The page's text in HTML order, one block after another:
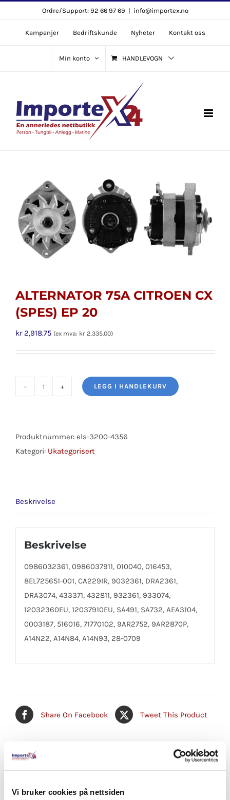
Vi bruker cookies på nettsiden
content
Ordre/Support: 92 66 97 69 | info@importex.no
Kampanjer Bedriftskunde Nyheter Kontakt oss
Min konto HANDLEVOGN
ALTERNATOR 75A CITROEN CX
(SPES) EP 20
kr2,918.75 (ex mva: kr 2,335.00)
ALTERNATOR
CX
(SPES)
LEGG I HANDLEKURV
Produktnummer: els-3200-4356
Kategori: Ukategorisert
Beskrivelse
Beskrivelse
0986032361, 0986037911, 010040, 016453,
8EL725651-001, CA229IR, 9032361, DRA2361,
DRA3074, 433371, 432811, 932361, 933074,
12032360EU, 12037910EU, SA491, SA732, AEA3104,
0003187, 516016, 71770102, 9AR2752, 9AR2870P,
A14N22, A14N84, A14N93, 28-0709
Share On Facebook Tweet This Product
Email This Product